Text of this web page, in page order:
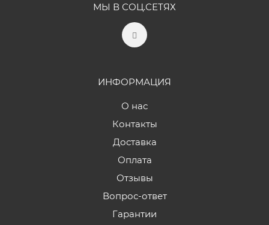
МЫ В СОЦ.СЕТЯХ
ИНФОРМАЦИЯ
О нас
Контакты
Доставка
Оплата
Отзывы
Вопрос-ответ
Гарантии